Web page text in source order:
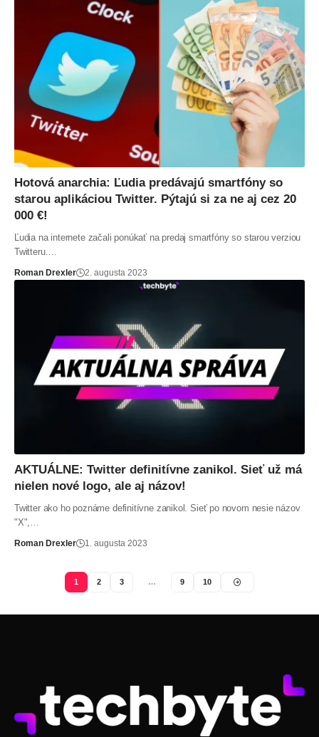
Hotová anarchia: Ľudia predávajú smartfóny so
starou aplikáciou Twitter. Pýtajú si za ne aj cez 20
000 €!
Ľudia na internete začali ponúkať na predaj smartfóny so starou verziou
Twitteru.…
Roman Drexler 2. augusta 2023
AKTUÁLNE: Twitter definitívne zanikol. Sieť už má
nielen nové logo, ale aj názov!
Twitter ako ho poznáme definitívne zanikol. Sieť po novom nesie názov
"X",…
Roman Drexler 1. augusta 2023
1 2 3 … 9 10